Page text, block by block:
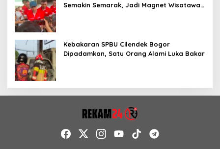
Semakin Semarak, Jadi Magnet Wisatawan
Kebakaran SPBU Cilendek Bogor
Dipadamkan, Satu Orang Alami Luka Bakar